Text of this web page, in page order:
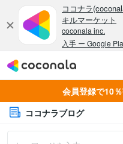
会員登録で10
ココナラブログ